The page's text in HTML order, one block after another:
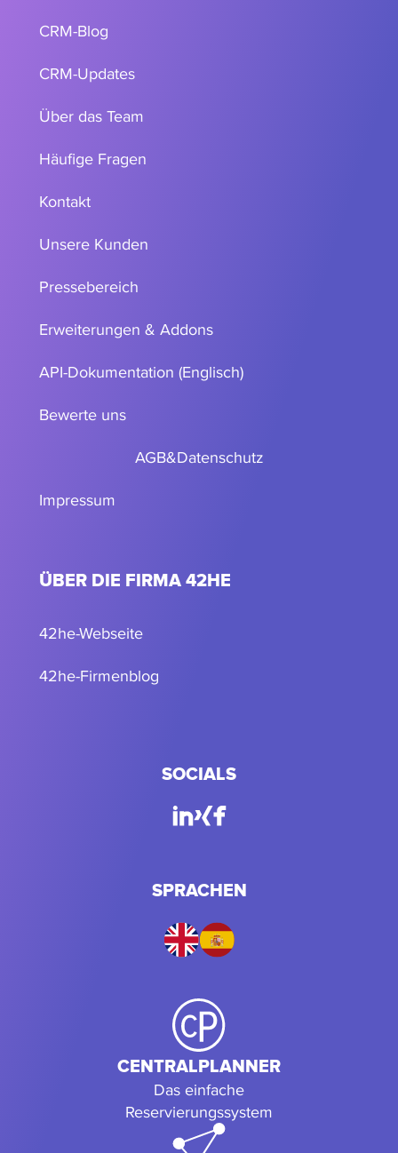
CRM-Blog
CRM-Updates
Über das Team
Häufige Fragen
Kontakt
Unsere Kunden
Pressebereich
Erweiterungen & Addons
API-Dokumentation (Englisch)
Bewerte uns
AGB&Datenschutz
Impressum
ÜBER DIE FIRMA 42HE
42he-Webseite
42he-Firmenblog
SOCIALS
SPRACHEN
CENTRALPLANNER
Das einfache
Reservierungssystem